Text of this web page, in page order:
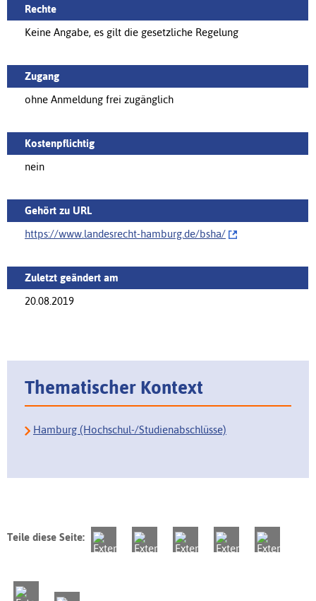
Rechte
Keine Angabe, es gilt die gesetzliche Regelung
Zugang
ohne Anmeldung frei zugänglich
Kostenpflichtig
nein
Gehört zu URL
https://www.landesrecht-hamburg.de/bsha/‌
Zuletzt geändert am
20.08.2019
Thematischer Kontext
Hamburg (Hochschul-/Studienabschlüsse)
Teile diese Seite: